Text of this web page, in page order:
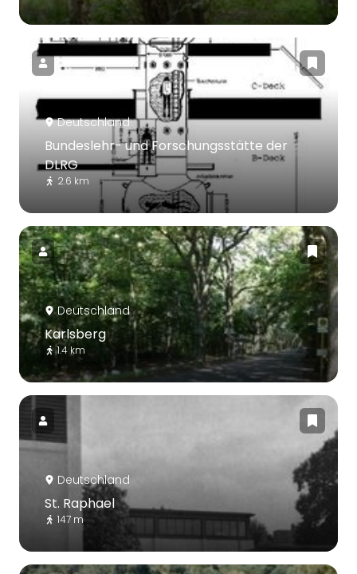
Deutschland
Bundeslehr- und Forschungsstätte der
DLRG
2.6 km
Deutschland
Karlsberg
1.4 km
Deutschland
St. Raphael
147 m